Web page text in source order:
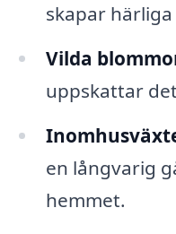
skapar
Vilda
uppskattar
en långvarig
hemmet.